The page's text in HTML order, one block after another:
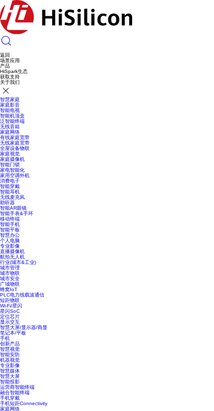
返回
场景应用
产品
HiSpark生态
获取支持
关于我们
智慧家庭
家庭影音
智能电视
智能机顶盒
泛智能终端
无线音箱
家庭网络
有线家庭宽带
无线家庭宽带
全屋设备物联
家庭视觉
家庭摄像机
智能门锁
家电智能化
家用空调外机
消费电子
智能穿戴
智能耳机
无线麦克风
助听器
智能AR眼镜
智能手表&手环
移动终端
智能手机
智能平板
智慧办公
个人电脑
专业影像
直播摄像机
航拍无人机
行业(城市&工业)
城市管理
城市物联
城市安全
广域物联
蜂窝IoT
PLC电力线载波通信
短距物联
Wi-Fi/星闪
星闪SoC
定位芯片
显示交互
智慧大屏/显示器/商显
笔记本/平板
手机
创新产品
智慧视觉
智能安防
机器视觉
专业影像
智慧媒体
智慧大屏
智能投影
运营商智能终端
融合智能终端
手机穿戴
手机短距Connectivity
家庭网络